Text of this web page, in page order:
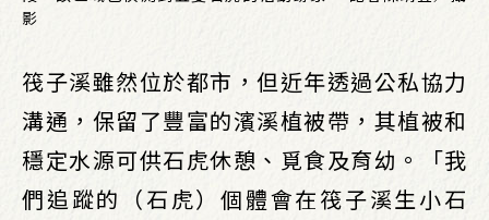
影
筏子溪雖然位於都市，但近年透過公私協力
溝通，保留了豐富的濱溪植被帶，其植被和
穩定水源可供石虎休憩、覓食及育幼。「我
們追蹤的（石虎）個體會在筏子溪生小石